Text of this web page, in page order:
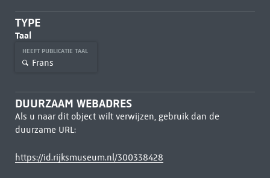
TYPE
Taal
HEEFT PUBLICATIE TAAL
Frans
DUURZAAM WEBADRES
Als u naar dit object wilt verwijzen, gebruik dan de
duurzame URL:
https://id.rijksmuseum.nl/300338428